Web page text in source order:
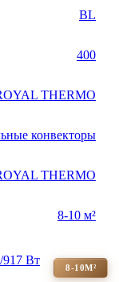
BL
400
THERMO
конвекторы
THERMO
8-10 м²
8-10М²